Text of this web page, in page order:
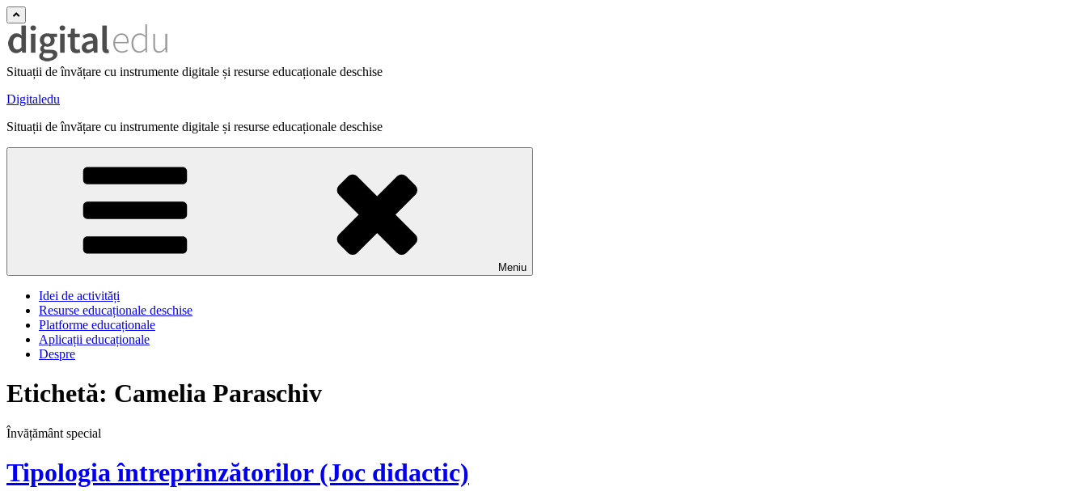
Situații de învățare cu instrumente digitale și resurse educaționale deschise
Digitaledu
Situații de învățare cu instrumente digitale și resurse educaționale deschise
Meniu
Idei de activități
Resurse educaționale deschise
Platforme educaționale
Aplicații educaționale
Despre
Etichetă: Camelia Paraschiv
Învățământ special
Tipologia întreprinzătorilor (Joc didactic)